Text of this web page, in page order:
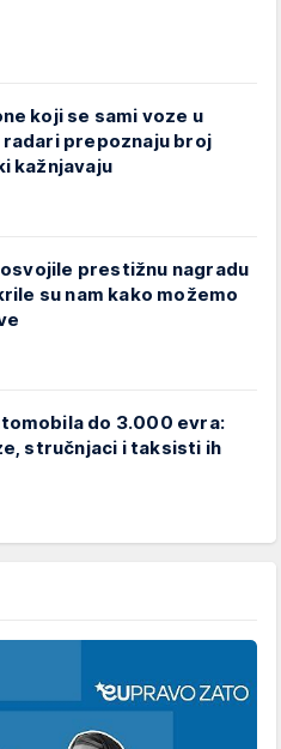
koji se sami voze u
prepoznaju broj
kažnjavaju
prestižnu nagradu
su nam kako možemo
do 3.000 evra:
stručnjaci i taksisti ih